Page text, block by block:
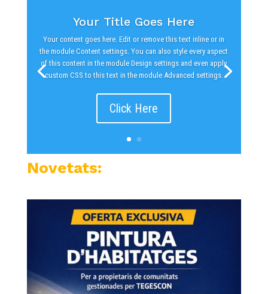
Your Title Goes Here
Your content goes here. Edit or remove this text inline or in
the module Content settings. You can also style every aspect
of this content in the module Design settings and even apply
custom CSS to this text in the module Advanced settings.
Click Here
Novetats: